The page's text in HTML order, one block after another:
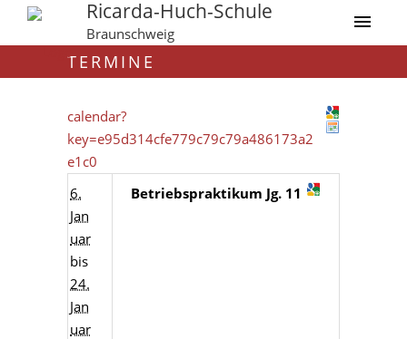
Ricarda-Huch-Schule
Braunschweig
TERMINE
calendar?
key=e95d314cfe779c79c79a486173a2
e1c0
6.
Jan
uar
bis
24.
Jan
uar
Betriebspraktikum Jg. 11